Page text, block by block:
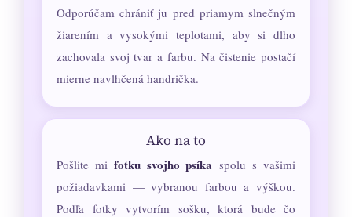
Odporúčam chrániť ju pred priamym slnečným
žiarením a vysokými teplotami, aby si dlho
zachovala svoj tvar a farbu. Na čistenie postačí
mierne navlhčená handrička.
Ako na to
Pošlite mi fotku svojho psíka spolu s vašimi
požiadavkami — vybranou farbou a výškou.
Podľa fotky vytvorím sošku, ktorá bude čo